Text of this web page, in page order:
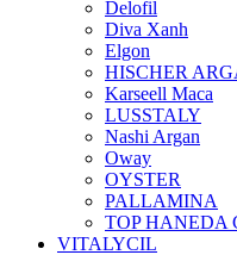
Delofil
Diva Xanh
Elgon
HISCHER
Karseell Maca
LUSSTALY
Nashi Argan
Oway
OYSTER
PALLAMINA
TOP HANEDA
VITALYCIL